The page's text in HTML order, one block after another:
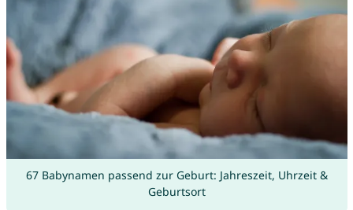
67 Babynamen passend zur Geburt: Jahreszeit, Uhrzeit &
Geburtsort